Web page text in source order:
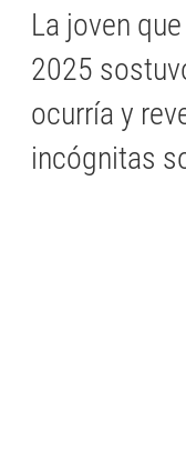
La joven
2025
ocurría y
incógnitas